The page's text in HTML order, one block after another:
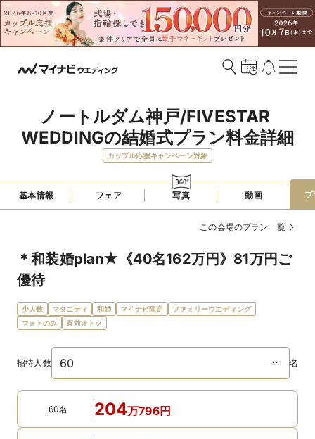
ノートルダム神戸/FIVESTAR
WEDDINGの結婚式プラン料金詳細
カップル応援キャンペーン対象
基本情報 フェア 写真 動画
この会場のプラン一覧
＊和装婚plan★《40名162万円》81万円ご
優待
少人数 マタニティ 和婚 マイナビ限定
ファミリーウエディング
フォトのみ
直前オトク
招待人数 名
60名 204万796円